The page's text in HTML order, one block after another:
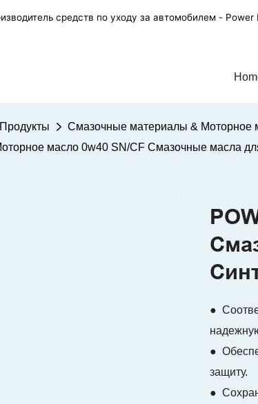
средств по уходу за автомобилем -
Продукты
Смазочные материалы & Моторное
масло 0w40 SN/CF Смазочные масла
●
●
защиту.
●